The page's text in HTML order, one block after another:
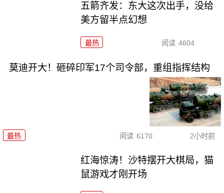
五箭齐发：东大这次出手，没给
美方留半点幻想
最热 阅读 4604
莫迪开大！砸碎印军17个司令部，重组指挥结构
最热 阅读 6170 2小时前
红海惊涛！沙特摆开大棋局，猫
鼠游戏才刚开场